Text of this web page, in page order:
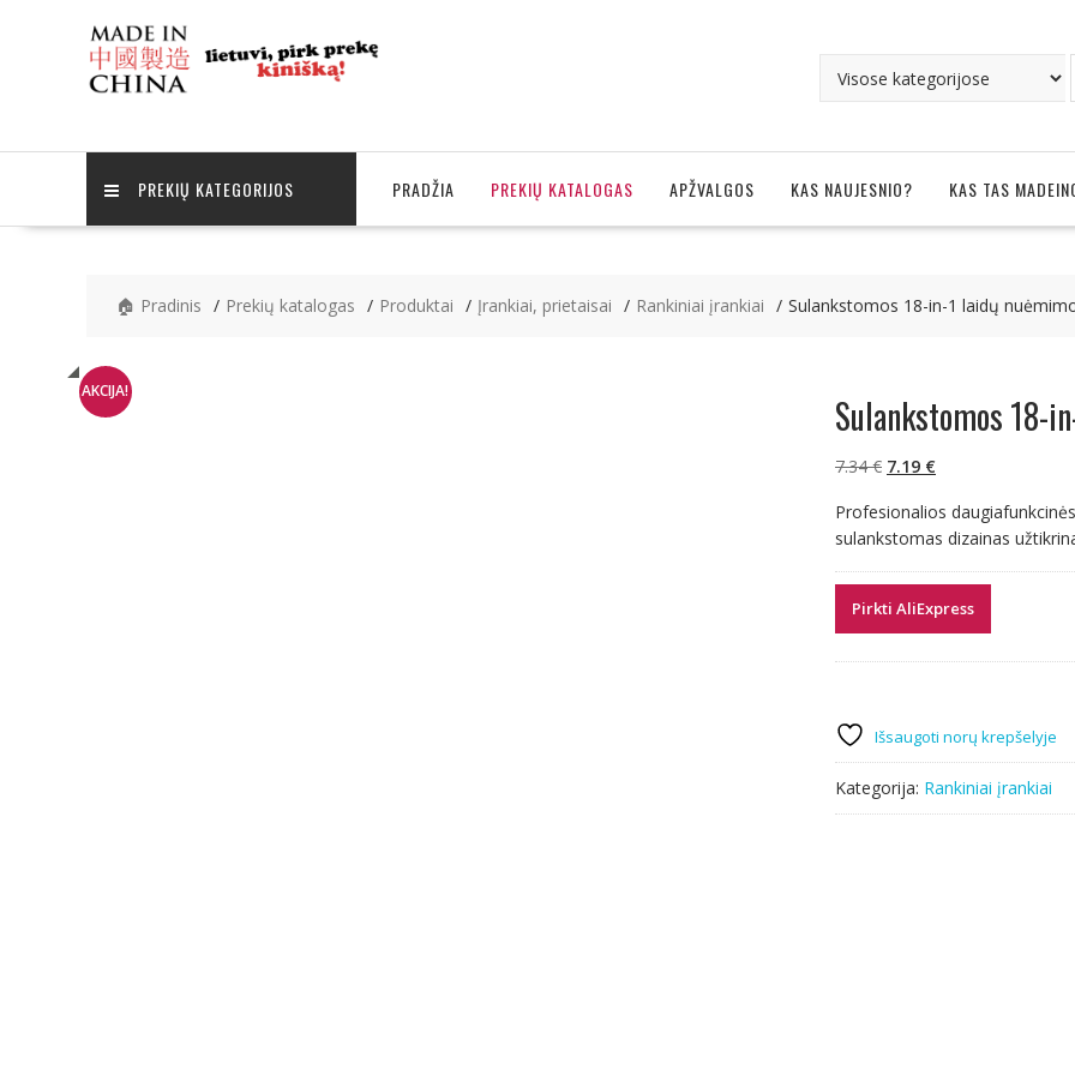
PREKIŲ KATEGORIJOS PRADŽIA PREKIŲ KATALOGAS APŽVALGOS KAS NAUJESNIO? KAS TAS
🏠 Pradinis Prekių katalogas Produktai Įrankiai, prietaisai Rankiniai įrankiai Sulankstomos 18-in-1 laidų
AKCIJA!
Sulankstomos 18-
7.34€ Original
was:
7.34 €.
7.19 €Current
is:
7.19 €.
Profesionalios
sulankstomas dizainas
Pirkti AliExpress
Išsaugoti norų krepšelyje
Kategorija: Rankiniai įrankiai